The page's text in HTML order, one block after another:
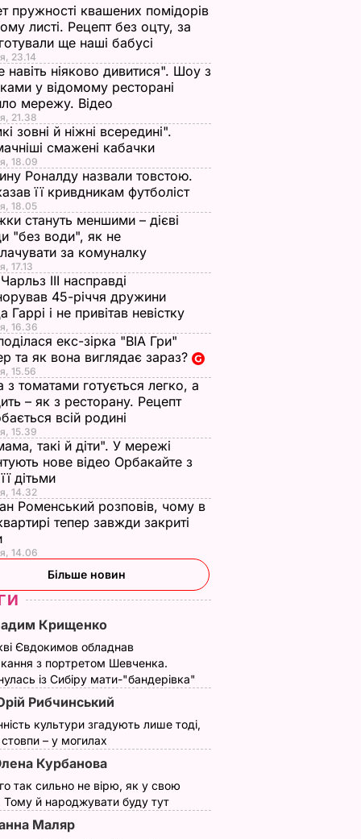
Леся Нікітюк
вчиться кататися на
лижах
10 січня, 13.52НОВИНИ
пружності квашених помідорів
листі. Рецепт без оцту, за
ще наші бабусі
23.14
навіть ніяково дивитися". Шоу з
у відомому ресторані
мережу. Відео
21.38
зовні й ніжні всередині".
смажені кабачки
18.09
Роналду назвали товстою.
її кривдникам футболіст
18.05
стануть меншими – дієві
"без води", як не
за комуналку
17.13
III насправді
45-річчя дружини
Гаррі і не привітав невістку
16.36
екс-зірка "ВІА Гри"
та як вона виглядає зараз?
15.56
з томатами готується легко, а
– як з ресторану. Рецепт
всій родині
15.39
такі й діти". У мережі
нове відео Орбакайте з
дітьми
14.32
Роменський розповів, чому в
тепер завжди закриті
14.06
Більше новин
Крищенко
Євдокимов обладнав
з портретом Шевченка.
із Сибіру мати-"бандерівка"
Рибчинський
культури згадують лише тоді,
стовпи – у могилах
Курбанова
так сильно не вірю, як у свою
Тому й народжувати буду тут
Маляр